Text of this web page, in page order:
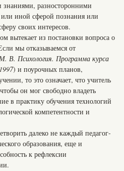
знаниями, разносторонними
иной сферой познания или
своих интересов.
вытекает из постановки вопроса о
мы отказываемся от
Психология. Программа курса
) и поурочных планов,
то это означает, что учитель
он мог свободно владеть
в практику обучения технологий
компетентности и
далеко не каждый педагог-
образования, еще и
к рефлексии